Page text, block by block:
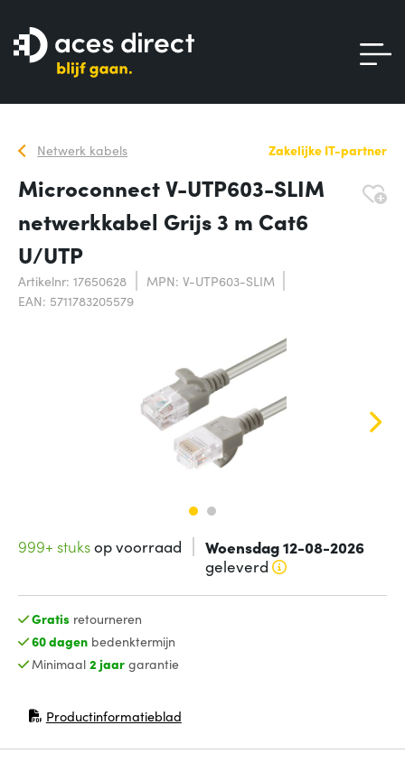
Netwerk kabels Zakelijke IT-partner
Microconnect V-UTP603-SLIM
netwerkkabel Grijs 3 m Cat6
U/UTP
Artikelnr: 17650628
MPN: V-UTP603-SLIM
EAN: 5711783205579
999+ stuksop voorraad Woensdag 12-08-2026
geleverd
Gratis retourneren
60 dagenbedenktermijn
Minimaal 2 jaargarantie
Productinformatieblad
(opent in nieuw venster)